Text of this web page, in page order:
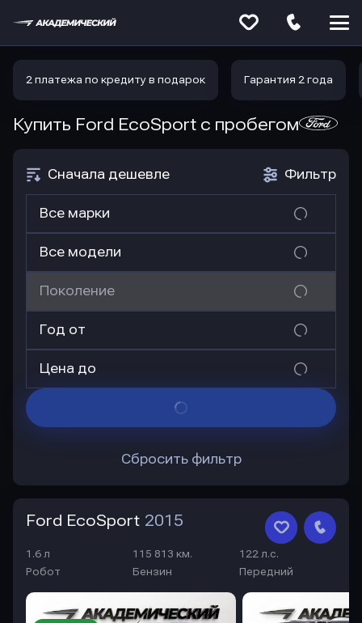
2 платежа по кредиту в подарок Гарантия 2 года
Купить Ford EcoSport с пробегом
Фильтр
Сначала дешевле
Все марки
Все модели
Поколение
Год от
Цена до
Сбросить фильтр
Ford EcoSport 2015
1.6 л 115 813 км.
122 л.с.
Робот
Бензин Передний